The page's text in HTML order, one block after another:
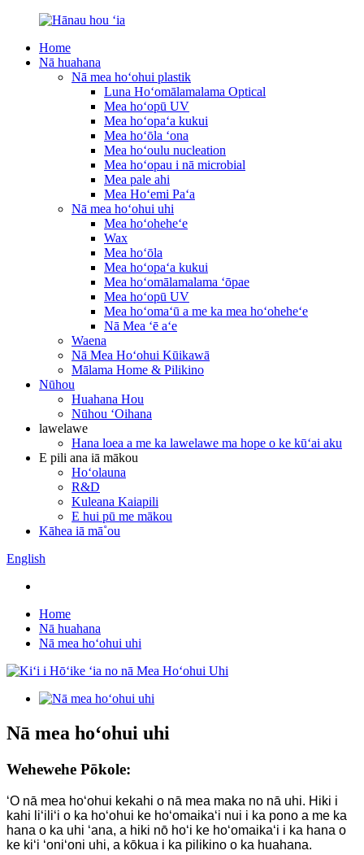
Home
Nā huahana
Nā mea hoʻohui plastik
Luna Hoʻomālamalama Optical
Mea hoʻopū UV
Mea hoʻopaʻa kukui
Mea hoʻōla ʻona
Mea hoʻoulu nucleation
Mea hoʻopau i nā microbial
Mea pale ahi
Mea Hoʻemi Paʻa
Nā mea hoʻohui uhi
Mea hoʻoheheʻe
Wax
Mea hoʻōla
Mea hoʻopaʻa kukui
Mea hoʻomālamalama ʻōpae
Mea hoʻopū UV
Mea hoʻomaʻū a me ka mea hoʻoheheʻe
Nā Mea ʻē aʻe
Waena
Nā Mea Hoʻohui Kūikawā
Mālama Home & Pilikino
Nūhou
Huahana Hou
Nūhou ʻOihana
lawelawe
Hana loea a me ka lawelawe ma hope o ke kūʻai aku
E pili ana iā mākou
Hoʻolauna
R&D
Kuleana Kaiapili
E hui pū me mākou
Kāhea iā mā˚ou
English
Home
Nā huahana
Nā mea hoʻohui uhi
Nā mea hoʻohui uhi
Wehewehe Pōkole:
ʻO nā mea hoʻohui kekahi o nā mea maka no nā uhi. Hiki i
kahi liʻiliʻi o ka hoʻohui ke hoʻomaikaʻi nui i ka pono a me ka
hana o ka uhi ʻana, a hiki nō hoʻi ke hoʻomaikaʻi i ka hana o
ke kiʻi ʻoniʻoni uhi, a kōkua i ka pilikino o ka huahana.